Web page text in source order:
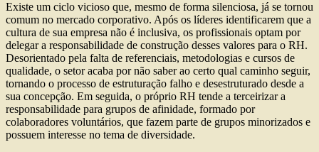
Existe um ciclo vicioso que, mesmo de forma silenciosa, já se tornou
comum no mercado corporativo. Após os líderes identificarem que a
cultura de sua empresa não é inclusiva, os profissionais optam por
delegar a responsabilidade de construção desses valores para o RH.
Desorientado pela falta de referenciais, metodologias e cursos de
qualidade, o setor acaba por não saber ao certo qual caminho seguir,
tornando o processo de estruturação falho e desestruturado desde a
sua concepção. Em seguida, o próprio RH tende a terceirizar a
responsabilidade para grupos de afinidade, formado por
colaboradores voluntários, que fazem parte de grupos minorizados e
possuem interesse no tema de diversidade.